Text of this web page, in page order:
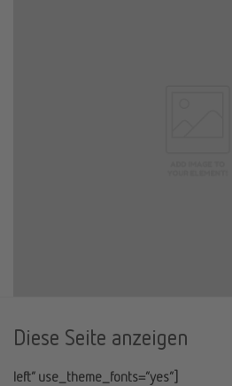
Diese Seite anzeigen
left” use_theme_fonts=”yes”]